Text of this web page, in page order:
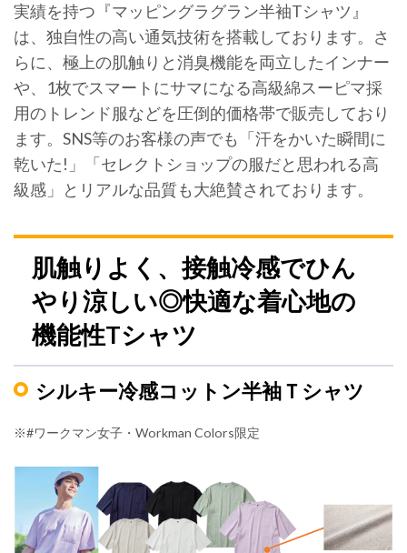
実績を持つ『マッピングラグラン半袖Tシャツ』
は、独自性の高い通気技術を搭載しております。さ
らに、極上の肌触りと消臭機能を両立したインナー
や、1枚でスマートにサマになる高級綿スーピマ採
用のトレンド服などを圧倒的価格帯で販売しており
ます。SNS等のお客様の声でも「汗をかいた瞬間に
乾いた!」「セレクトショップの服だと思われる高
級感」とリアルな品質も大絶賛されております。
肌触りよく、接触冷感でひん
やり涼しい◎快適な着心地の
機能性Tシャツ
シルキー冷感コットン半袖Ｔシャツ
※#ワークマン女子・Workman Colors限定